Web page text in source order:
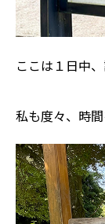
ここは１日中
私も度々、時